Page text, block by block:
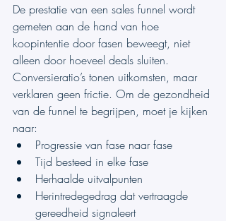
De prestatie van een sales funnel wordt
gemeten aan de hand van hoe
koopintentie door fasen beweegt, niet
alleen door hoeveel deals sluiten.
Conversieratio’s tonen uitkomsten, maar
verklaren geen frictie. Om de gezondheid
van de funnel te begrijpen, moet je kijken
naar:
Progressie van fase naar fase
Tijd besteed in elke fase
Herhaalde uitvalpunten
Herintredegedrag dat vertraagde
gereedheid signaleert